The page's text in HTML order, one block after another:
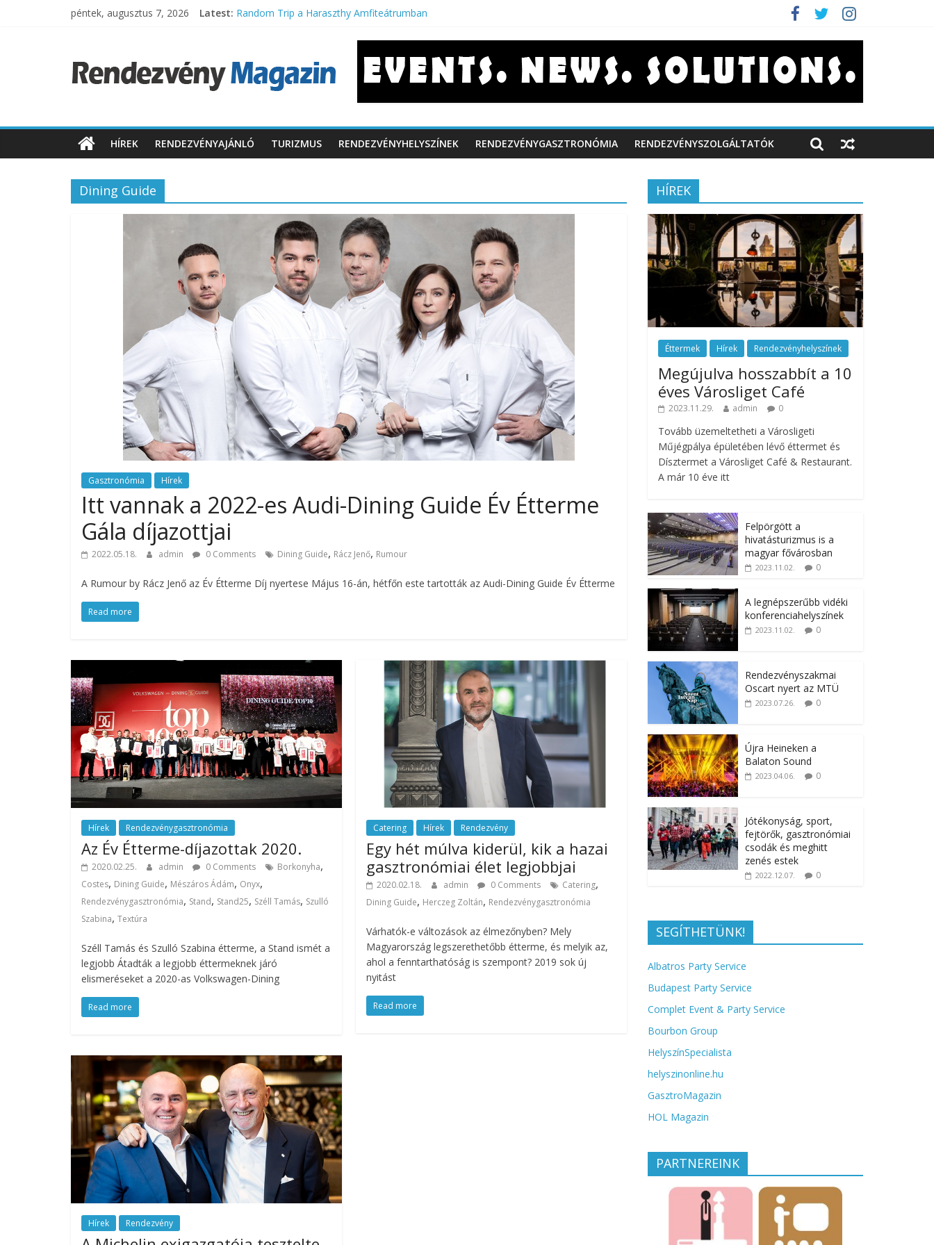
péntek, augusztus 7, 2026 Latest: Random Trip a Haraszthy Amfiteátrumban
Felpörgött a hivatásturizmus is a magyar fővárosban
A legnépszerűbb vidéki konferenciahelyszínek
A legjobban várt filmek
Rendezvény
Magazin
Rendezvényhírek,
újdonságok
és
Programok,
műsorok,
rendezvényeszközök,
rendezvénygasztronómia,
rendezvényszervező
kollégáknak,
céges
rendezvények
szervezőinek,
vagy
esküvőjüket
kisasszonyoknak.
HÍREK RENDEZVÉNYAJÁNLÓ TURIZMUS RENDEZVÉNYHELYSZÍNEK RENDEZVÉNYGASZTRONÓMIA RENDEZVÉNYSZOLGÁLTATÓK
Dining Guide
Gasztronómia Hírek
Itt vannak a 2022-es Audi-Dining Guide Év Étterme
Gála díjazottjai
2022.05.18. admin 0 Comments Dining Guide, Rácz Jenő, Rumour
A Rumour by Rácz Jenő az Év Étterme Díj nyertese Május 16-án, hétfőn este tartották az Audi-Dining Guide Év Étterme
Read more
Hírek Rendezvénygasztronómia
Az Év Étterme-díjazottak 2020.
2020.02.25. admin 0 Comments Borkonyha,
Costes, Dining Guide, Mészáros Ádám, Onyx,
Rendezvénygasztronómia, Stand, Stand25, Széll Tamás, Szulló
Szabina, Textúra
Széll Tamás és Szulló Szabina étterme, a Stand ismét a
legjobb Átadták a legjobb éttermeknek járó
elismeréseket a 2020-as Volkswagen-Dining
Read more
Catering Hírek Rendezvény
Egy hét múlva kiderül, kik a hazai
gasztronómiai élet legjobbjai
2020.02.18. admin 0 Comments Catering,
Dining Guide, Herczeg Zoltán, Rendezvénygasztronómia
Várhatók-e változások az élmezőnyben? Mely
Magyarország legszerethetőbb étterme, és melyik az,
ahol a fenntarthatóság is szempont? 2019 sok új
nyitást
Read more
Hírek Rendezvény
HÍREK
Éttermek Hírek Rendezvényhelyszínek
Megújulva hosszabbít a 10
éves Városliget Café
2023.11.29. admin 0
Tovább üzemeltetheti a Városligeti
Műjégpálya épületében lévő éttermet és
Dísztermet a Városliget Café & Restaurant.
A már 10 éve itt
Felpörgött a
hivatásturizmus is a
magyar fővárosban
2023.11.02. 0
A legnépszerűbb vidéki
konferenciahelyszínek
2023.11.02. 0
Rendezvényszakmai
Oscart nyert az MTÜ
2023.07.26. 0
Újra Heineken a
Balaton Sound
2023.04.06. 0
Jótékonyság, sport,
fejtörők, gasztronómiai
csodák és meghitt
zenés estek
2022.12.07. 0
SEGÍTHETÜNK!
Albatros Party Service
Budapest Party Service
Complet Event & Party Service
Bourbon Group
HelyszínSpecialista
helyszinonline.hu
GasztroMagazin
HOL Magazin
PARTNEREINK